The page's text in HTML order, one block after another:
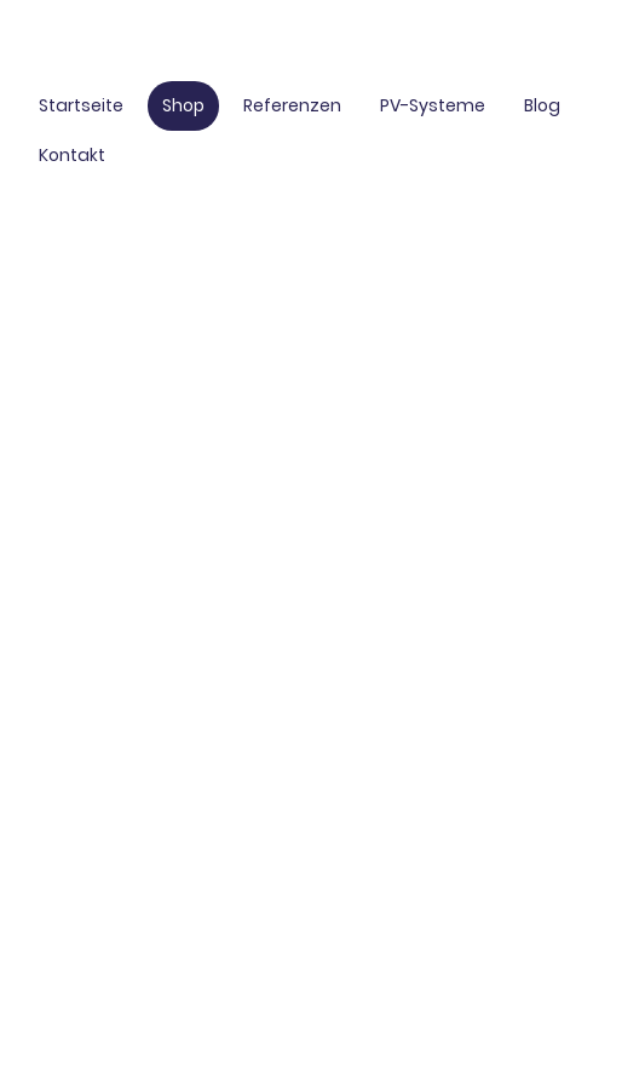
Startseite Shop Referenzen PV-Systeme Blog
Kontakt